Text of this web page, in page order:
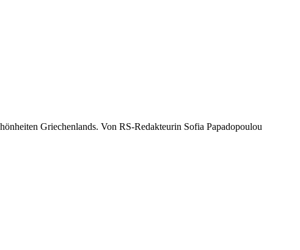
Griechenlands. Von RS-Redakteurin Sofia Papadopoulou